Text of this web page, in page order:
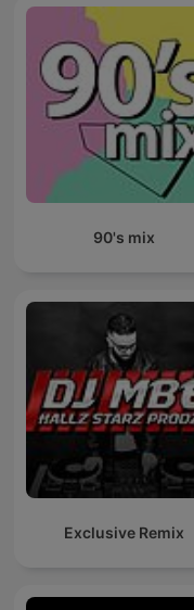
90's mix
Exclusive Remix